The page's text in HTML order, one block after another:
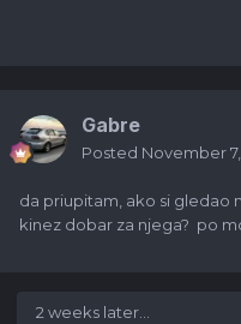
Gabre
Posted November 7,
da priupitam, ako si gledao
kinez dobar za njega? po
2 weeks later...